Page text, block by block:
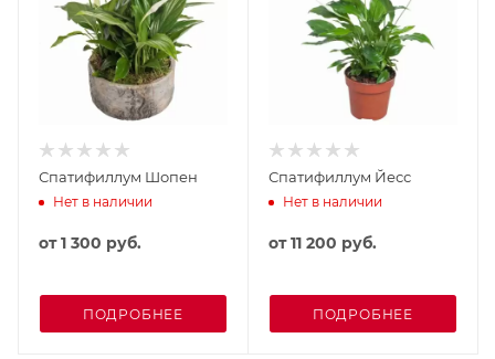
Спатифиллум Шопен
Нет в наличии
от1 300 руб.
ПОДРОБНЕЕ
Спатифиллум Йесс
Нет в наличии
от11 200 руб.
ПОДРОБНЕЕ